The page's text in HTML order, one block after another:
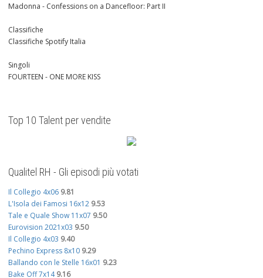
Madonna - Confessions on a Dancefloor: Part II
Classifiche
Classifiche Spotify Italia
Singoli
FOURTEEN - ONE MORE KISS
Top 10 Talent per vendite
Qualitel RH - Gli episodi più votati
Il Collegio 4x06 9.81
L'Isola dei Famosi 16x12 9.53
Tale e Quale Show 11x07 9.50
Eurovision 2021x03 9.50
Il Collegio 4x03 9.40
Pechino Express 8x10 9.29
Ballando con le Stelle 16x01 9.23
Bake Off 7x14 9.16